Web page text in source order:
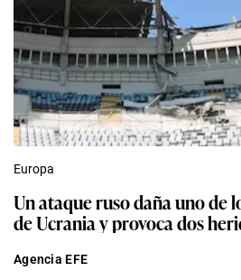
Europa
Un ataque ruso daña uno de
de Ucrania y provoca dos
Agencia EFE